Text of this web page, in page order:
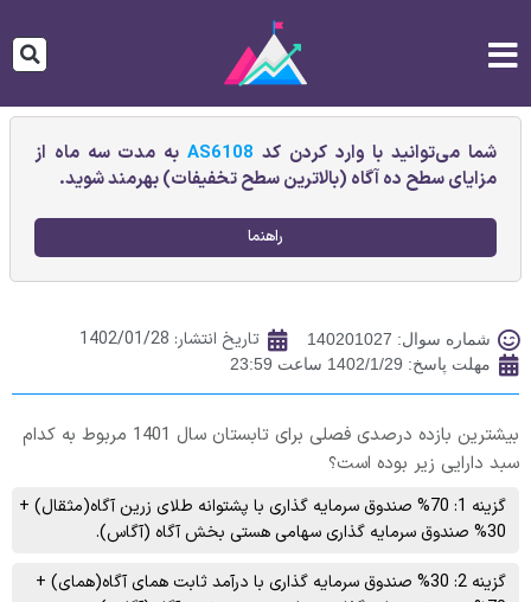
شما می‌توانید با وارد کردن کد AS6108به مدت سه ماه از
مزایای سطح ده آگاه (بالاترین سطح تخفیفات) بهرمند شوید.
راهنما
شماره سوال: 140201027 تاریخ انتشار: 1402/01/28
مهلت پاسخ: 1402/1/29 ساعت 23:59
بیشترین بازده درصدی فصلی برای تابستان سال 1401 مربوط به کدام
سبد دارایی زیر بوده است؟
گزینه 1: 70% صندوق سرمایه گذاری با پشتوانه طلای زرین آگاه(مثقال) +
30% صندوق سرمایه گذاری سهامی هستی بخش آگاه (آگاس).
گزینه 2: 30% صندوق سرمایه گذاری با درآمد ثابت همای آگاه(همای) +